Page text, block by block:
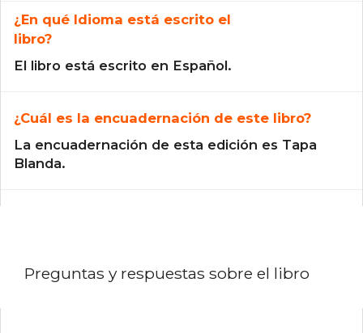
¿En qué Idioma está escrito el
libro?
El libro está escrito en Español.
¿Cuál es la encuadernación de este libro?
La encuadernación de esta edición es Tapa
Blanda.
Preguntas y respuestas sobre el libro